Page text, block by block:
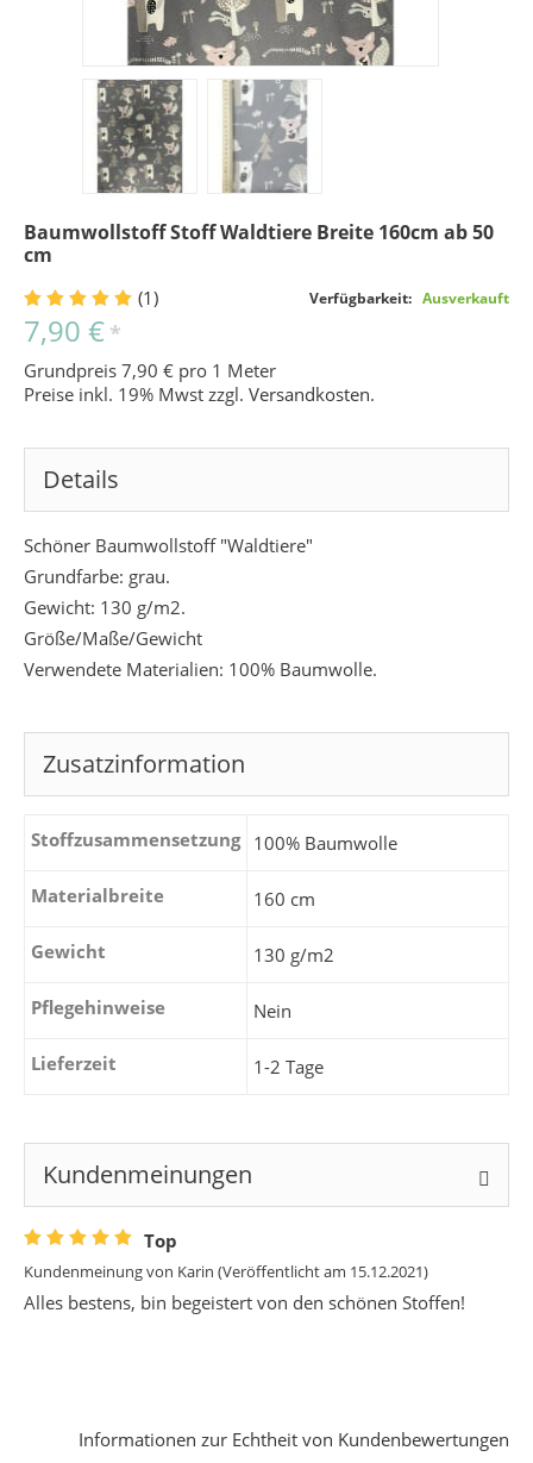
Baumwollstoff Stoff Waldtiere Breite 160cm ab 50
cm
(1) Verfügbarkeit: Ausverkauft
7,90 € *
Grundpreis 7,90 € pro 1 Meter
Preise inkl. 19% Mwst zzgl. Versandkosten.
Details
Schöner Baumwollstoff "Waldtiere"
Grundfarbe: grau.
Gewicht: 130 g/m2.
Größe/Maße/Gewicht
Verwendete Materialien: 100% Baumwolle.
Zusatzinformation
Stoffzusammensetzung 100% Baumwolle
Materialbreite 160 cm
Gewicht 130 g/m2
Pflegehinweise Nein
Lieferzeit 1-2 Tage
Kundenmeinungen
Top
Kundenmeinung von Karin (Veröffentlicht am 15.12.2021)
Alles bestens, bin begeistert von den schönen Stoffen!
Informationen zur Echtheit von Kundenbewertungen